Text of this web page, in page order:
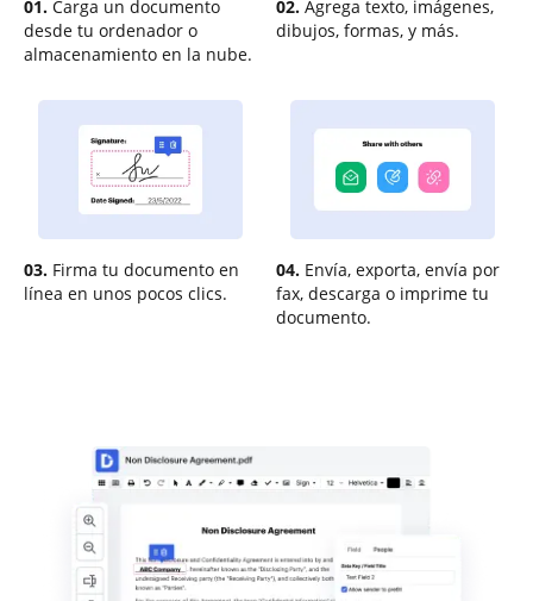
01. Carga un documento
desde tu ordenador o
almacenamiento en la nube.
02. Agrega texto, imágenes,
dibujos, formas, y más.
03. Firma tu documento en
línea en unos pocos clics.
04. Envía, exporta, envía por
fax, descarga o imprime tu
documento.